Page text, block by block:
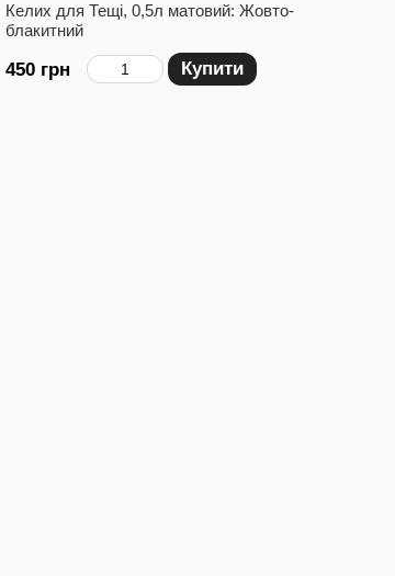
Келих для Тещі, 0,5л матовий: Жовто-
блакитний
450 грн Купити